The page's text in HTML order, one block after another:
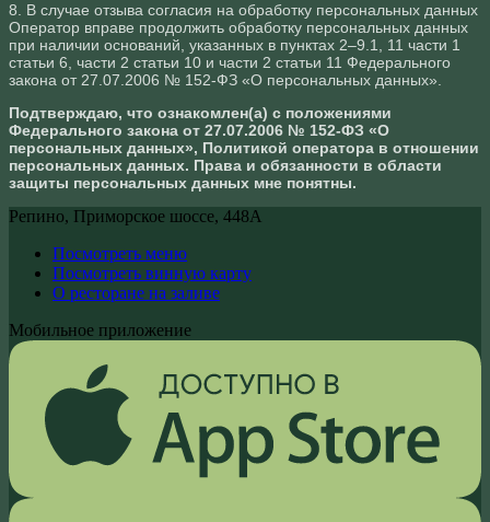
8. В случае отзыва согласия на обработку персональных данных
Оператор вправе продолжить обработку персональных данных
при наличии оснований, указанных в пунктах 2–9.1, 11 части 1
статьи 6, части 2 статьи 10 и части 2 статьи 11 Федерального
закона от 27.07.2006 № 152-ФЗ «О персональных данных».
Подтверждаю, что ознакомлен(а) с положениями
Федерального закона от 27.07.2006 № 152-ФЗ «О
персональных данных», Политикой оператора в отношении
персональных данных. Права и обязанности в области
защиты персональных данных мне понятны.
Репино, Приморское шоссе, 448А
Посмотреть меню
Посмотреть винную карту
О ресторане на заливе
Мобильное приложение